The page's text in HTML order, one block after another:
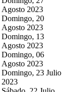
Agosto 2023
Domingo, 20
Agosto 2023
Domingo, 13
Agosto 2023
Domingo, 06
Agosto 2023
Domingo, 23 Julio
2023